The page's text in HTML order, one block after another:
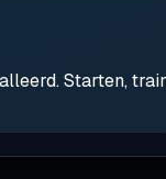
Starten,